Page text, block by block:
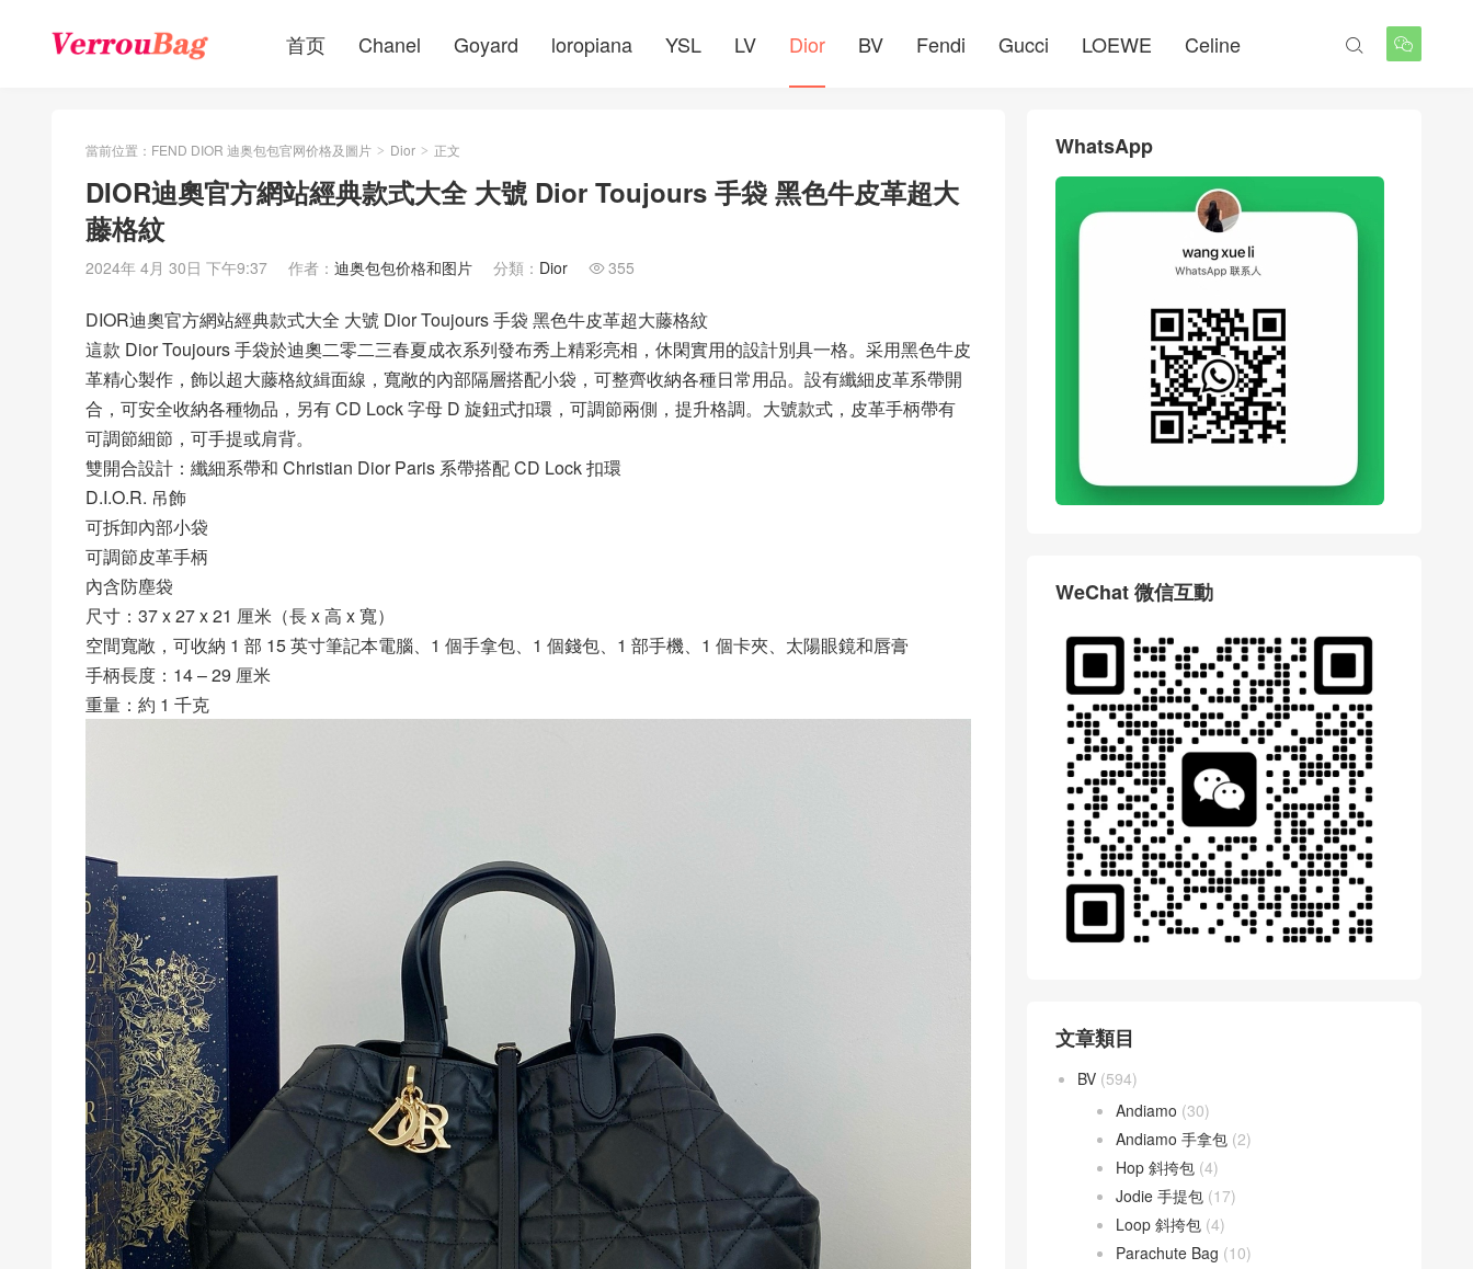
首页 Chanel Goyard loropiana YSL LV Dior BV Fendi Gucci LOEWE Celine 

當前位置： FEND DIOR 迪奥包包官网价格及圖片 > Dior > 正文
DIOR迪奧官方網站經典款式大全 大號 Dior Toujours 手袋 黑色牛皮革超大
藤格紋
2024年 4月 30日 下午9:37 作者： 迪奥包包价格和图片 分類： Dior  355
DIOR迪奧官方網站經典款式大全 大號 Dior Toujours 手袋 黑色牛皮革超大藤格紋
這款 Dior Toujours 手袋於迪奧二零二三春夏成衣系列發布秀上精彩亮相，休閑實用的設計別具一格。采用黑色牛皮
革精心製作，飾以超大藤格紋緝面線，寬敞的內部隔層搭配小袋，可整齊收納各種日常用品。設有纖細皮革系帶開
合，可安全收納各種物品，另有 CD Lock 字母 D 旋鈕式扣環，可調節兩側，提升格調。大號款式，皮革手柄帶有
可調節細節，可手提或肩背。
雙開合設計：纖細系帶和 Christian Dior Paris 系帶搭配 CD Lock 扣環
D.I.O.R. 吊飾
可拆卸內部小袋
可調節皮革手柄
內含防塵袋
尺寸：37 x 27 x 21 厘米（長 x 高 x 寬）
空間寬敞，可收納 1 部 15 英寸筆記本電腦、1 個手拿包、1 個錢包、1 部手機、1 個卡夾、太陽眼鏡和唇膏
手柄長度：14 – 29 厘米
重量：約 1 千克
WhatsApp
WeChat 微信互動
文章類目
BV (594)
Andiamo (30)
Andiamo 手拿包 (2)
Hop 斜挎包 (4)
Jodie 手提包 (17)
Loop 斜挎包 (4)
Parachute Bag (10)